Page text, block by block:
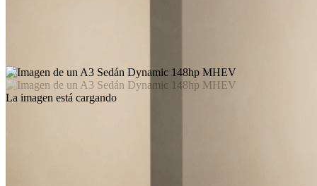
La imagen está cargando